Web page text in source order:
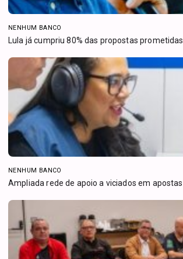
NENHUM BANCO
Lula já cumpriu 80% das propostas prometidas
NENHUM BANCO
Ampliada rede de apoio a viciados em apostas